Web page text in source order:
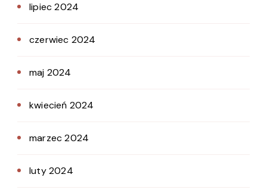
lipiec 2024
czerwiec 2024
maj 2024
kwiecień 2024
marzec 2024
luty 2024